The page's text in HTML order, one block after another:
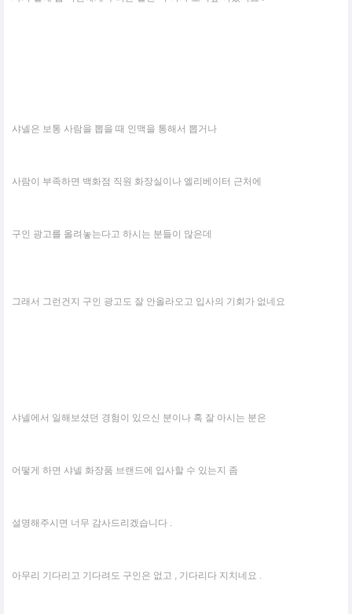
샤넬은 보통 사람을 뽑을 때 인맥을 통해서 뽑거나
사람이 부족하면 백화점 직원 화장실이나 엘리베이터 근처에
구인 광고를 올려놓는다고 하시는 분들이 많은데
그래서 그런건지 구인 광고도 잘 안올라오고 입사의 기회가 없네요
샤넬에서 일해보셨던 경험이 있으신 분이나 혹 잘 아시는 분은
어떻게 하면 샤넬 화장품 브랜드에 입사할 수 있는지 좀
설명해주시면 너무 감사드리겠습니다 .
아무리 기다리고 기다려도 구인은 없고 , 기다리다 지치네요 .